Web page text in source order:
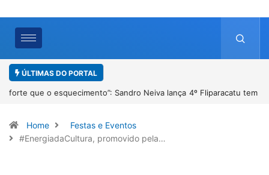
ÚLTIMAS DO PORTAL
4º Fliparacatu tem inscrições abertas para o Prêmio de Redação e
Home
Festas e Eventos
#EnergiadaCultura, promovido pela…